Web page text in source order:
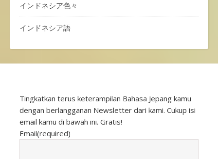
インドネシア色々
インドネシア語
Tingkatkan terus keterampilan Bahasa Jepang kamu
dengan berlangganan Newsletter dari kami. Cukup isi
email kamu di bawah ini. Gratis!
Email(required)